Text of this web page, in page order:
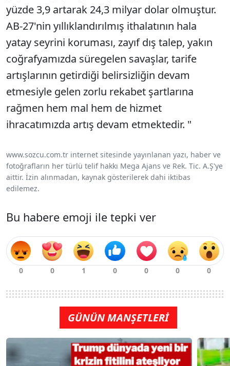
yüzde 3,9 artarak 24,3 milyar dolar olmuştur.
AB-27'nin yıllıklandırılmış ithalatının hala
yatay seyrini koruması, zayıf dış talep, yakın
coğrafyamızda süregelen savaşlar, tarife
artışlarının getirdiği belirsizliğin devam
etmesiyle gelen zorlu rekabet şartlarına
rağmen hem mal hem de hizmet
ihracatımızda artış devam etmektedir. "
www.sozcu.com.tr internet sitesinde yayınlanan yazı, haber ve
fotoğrafların her türlü telif hakkı Mega Ajans ve Rek. Tic. A.Ş'ye
aittir. İzin alınmadan, kaynak gösterilerek dahi iktibas
edilemez.
Bu habere emoji ile tepki ver
GÜNÜN MANŞETLERİ